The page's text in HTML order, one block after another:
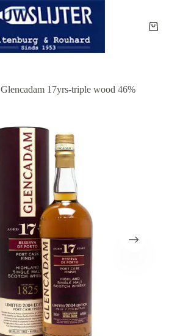
Glencadam 17yrs-triple wood 46%